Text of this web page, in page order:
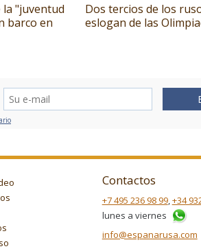
la "juventud
barco en
Dos tercios de los
eslogan de las
Contactos
+7 495 236 98 99,+34
lunes a viernes
info@espanarusa.com